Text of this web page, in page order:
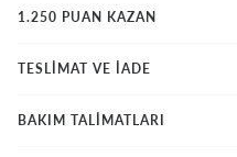
1.250 PUAN KAZAN
TESLİMAT VE İADE
BAKIM TALİMATLARI